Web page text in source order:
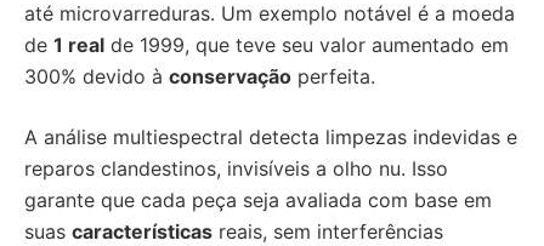
até microvarreduras. Um exemplo notável é a moeda
de 1 real de 1999, que teve seu valor aumentado em
300% devido à conservação perfeita.
A análise multiespectral detecta limpezas indevidas e
reparos clandestinos, invisíveis a olho nu. Isso
garante que cada peça seja avaliada com base em
suas características reais, sem interferências